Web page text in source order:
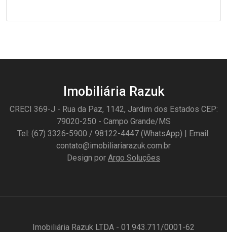
Imobiliária Razuk
CRECI 369-J - Rua da Paz, 1142, Jardim dos Estados CEP:
79020-250 - Campo Grande/MS
Tel: (67) 3326-5900 / 98122-4447 (WhatsApp) | Email:
contato@imobiliariarazuk.com.br
Design por Argo Soluções
Imobiliária Razuk LTDA - 01.943.711/0001-62